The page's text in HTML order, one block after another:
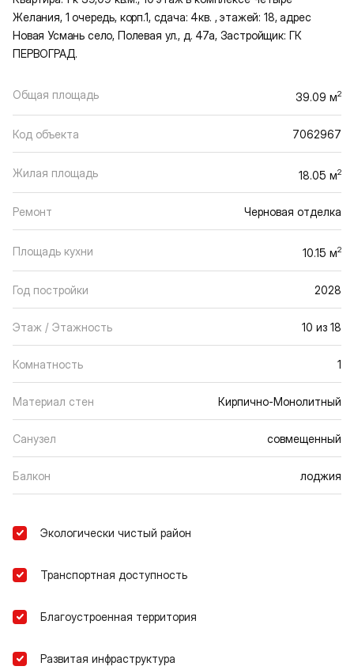
Желания, 1 очередь, корп.1, сдача: 4кв. , этажей: 18, адрес
Новая Усмань село, Полевая ул., д. 47а, Застройщик: ГК
ПЕРВОГРАД.
Общая площадь 39.09 м2
Код объекта 7062967
Жилая площадь 18.05 м2
Ремонт Черновая отделка
Площадь кухни 10.15 м2
Год постройки 2028
Этаж / Этажность 10 из 18
Комнатность 1
Материал стен Кирпично-Монолитный
Санузел совмещенный
Балкон лоджия
Экологически чистый район
Транспортная доступность
Благоустроенная территория
Развитая инфраструктура